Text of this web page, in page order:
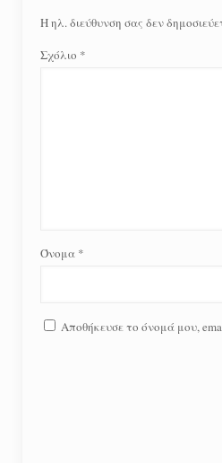
Η ηλ. διεύθυνση σας δεν
Σχόλιο *
Όνομα *
Αποθήκευσε το όνομά μου,